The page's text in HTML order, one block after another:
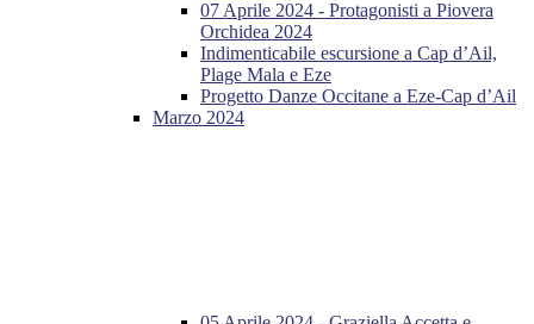
07 Aprile 2024 - Protagonisti a Piovera
Orchidea 2024
Indimenticabile escursione a Cap d’Ail,
Plage Mala e Eze
Progetto Danze Occitane a Eze-Cap d’Ail
Marzo 2024